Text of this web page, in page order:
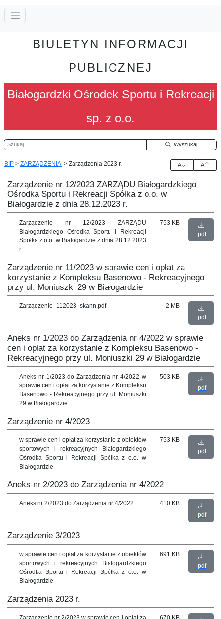
BIULETYN INFORMACJI
PUBLICZNEJ
Białogardzki Ośrodek Sportu i Rekreacji
sp. z o.o.
Szukaj Wyszukaj
BIP > ZARZĄDZENIA > Zarządzenia 2023 r. A A
Zarządzenie nr 12/2023 ZARZĄDU Białogardzkiego
Ośrodka Sportu i Rekreacji Spółka z o.o. w
Białogardzie z dnia 28.12.2023 r.
Zarządzenie nr 12/2023 ZARZĄDU
Białogardzkiego Ośrodka Sportu i Rekreacji
Spółka z o.o. w Białogardzie z dnia 28.12.2023
r.
753 KB
pdf
Zarządzenie nr 11/2023 w sprawie cen i opłat za
korzystanie z Kompleksu Basenowo - Rekreacyjnego
przy ul. Moniuszki 29 w Białogardzie
Zarządzenie_112023_skann.pdf
2 MB
pdf
Aneks nr 1/2023 do Zarządzenia nr 4/2022 w sprawie
cen i opłat za korzystanie z Kompleksu Basenowo -
Rekreacyjnego przy ul. Moniuszki 29 w Białogardzie
Aneks nr 1/2023 do Zarządzenia nr 4/2022 w
sprawie cen i opłat za korzystanie z Kompleksu
Basenowo - Rekreacyjnego przy ul. Moniuszki
29 w Białogardzie
503 KB
pdf
Zarządzenie nr 4/2023
w sprawie cen i opłat za korzystanie z obiektów
sportowych i rekreacyjnych Białogardzkiego
Ośrodka Sportu i Rekreacji Spółka z o.o. w
Białogardzie
753 KB
pdf
Aneks nr 2/2023 do Zarządzenia nr 4/2022
Aneks nr 2/2023 do Zarządzenia nr 4/2022
410 KB
pdf
Zarządzenie 3/2023
w sprawie cen i opłat za korzystanie z obiektów
sportowych i rekreacyjnych Białogardzkiego
Ośrodka Sportu i Rekreacji Spółka z o.o. w
Białogardzie
691 KB
pdf
Zarządzenia 2023 r.
Zarządzenie nr 2/2023 w sprawie cen i opłat za
670 KB